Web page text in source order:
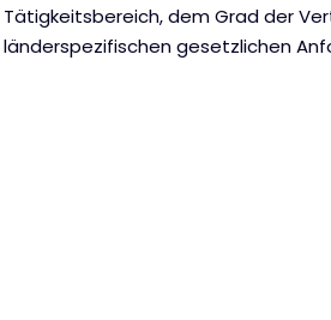
Tätigkeitsbereich, dem Grad der
länderspezifischen gesetzlichen